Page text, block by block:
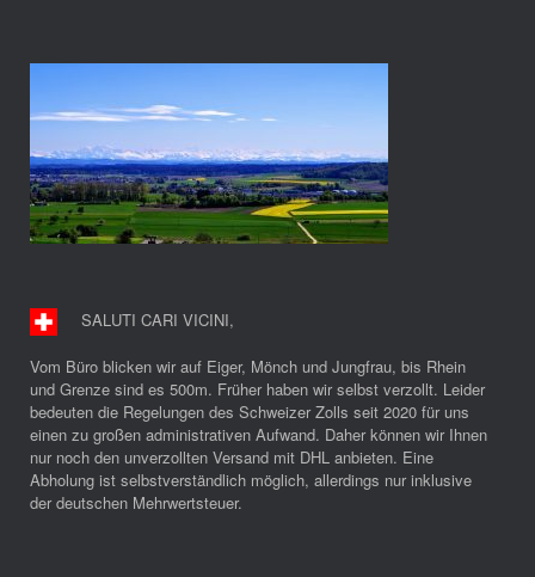
SALUTI CARI VICINI,
Vom Büro blicken wir auf Eiger, Mönch und Jungfrau, bis Rhein
und Grenze sind es 500m. Früher haben wir selbst verzollt. Leider
bedeuten die Regelungen des Schweizer Zolls seit 2020 für uns
einen zu großen administrativen Aufwand. Daher können wir Ihnen
nur noch den unverzollten Versand mit DHL anbieten. Eine
Abholung ist selbstverständlich möglich, allerdings nur inklusive
der deutschen Mehrwertsteuer.